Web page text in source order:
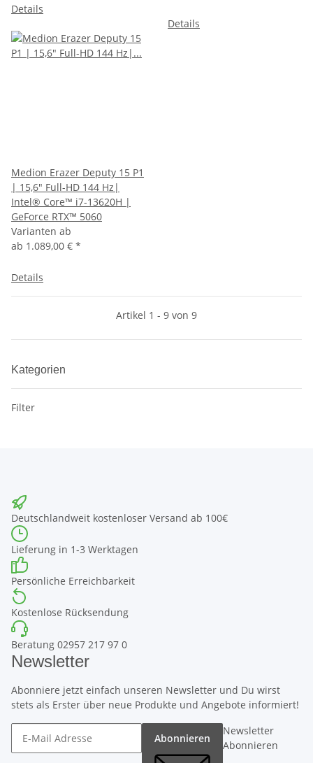
Details
Details
Medion Erazer Deputy 15 P1
| 15,6" Full-HD 144 Hz|
Intel® Core™ i7-13620H |
GeForce RTX™ 5060
Varianten ab
ab 1.089,00 € *
Details
Artikel 1 - 9 von 9
Kategorien
Filter
Deutschlandweit kostenloser Versand ab 100€
Lieferung in 1-3 Werktagen
Persönliche Erreichbarkeit
Kostenlose Rücksendung
Beratung 02957 217 97 0
Newsletter
Abonniere jetzt einfach unseren Newsletter und Du wirst
stets als Erster über neue Produkte und Angebote informiert!
Abonnieren
Newsletter
Abonnieren